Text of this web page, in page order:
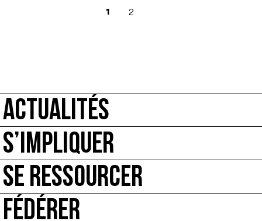
1 2
ACTUALITÉS
S’IMPLIQUER
SE RESSOURCER
FÉDÉRER